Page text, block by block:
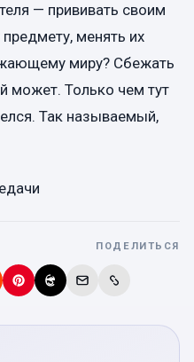
— прививать своим
менять их
миру? Сбежать
может. Только чем тут
Так называемый,
ПОДЕЛИТЬСЯ